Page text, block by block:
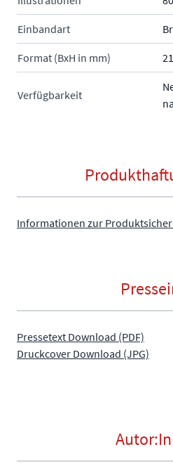
Einbandart
Format (BxH in mm)
Verfügbarkeit
Informationen zur
Pressetext Download (PDF)
Druckcover Download (JPG)